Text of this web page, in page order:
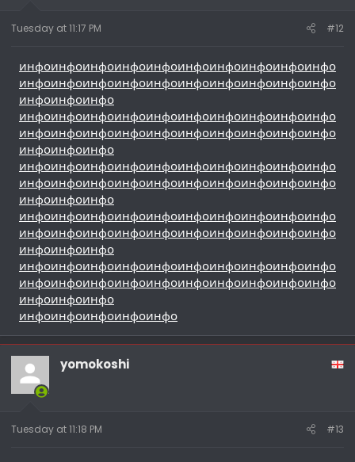
Tuesday at 11:17 PM #12
инфоинфоинфоинфоинфоинфоинфоинфоинфоинфо
инфоинфоинфоинфоинфоинфоинфоинфоинфоинфо
инфоинфоинфо
инфоинфоинфоинфоинфоинфоинфоинфоинфоинфо
инфоинфоинфоинфоинфоинфоинфоинфоинфоинфо
инфоинфоинфо
инфоинфоинфоинфоинфоинфоинфоинфоинфоинфо
инфоинфоинфоинфоинфоинфоинфоинфоинфоинфо
инфоинфоинфо
инфоинфоинфоинфоинфоинфоинфоинфоинфоинфо
инфоинфоинфоинфоинфоинфоинфоинфоинфоинфо
инфоинфоинфо
инфоинфоинфоинфоинфоинфоинфоинфоинфоинфо
инфоинфоинфоинфоинфоинфоинфоинфоинфоинфо
инфоинфоинфо
инфоинфоинфоинфоинфо
yomokoshi
Tuesday at 11:18 PM #13